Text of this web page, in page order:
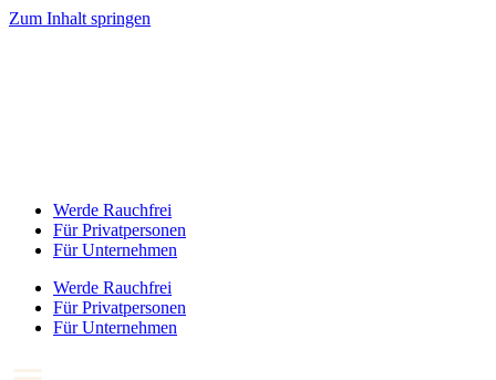
Zum Inhalt springen
Werde Rauchfrei
Für Privatpersonen
Für Unternehmen
Werde Rauchfrei
Für Privatpersonen
Für Unternehmen